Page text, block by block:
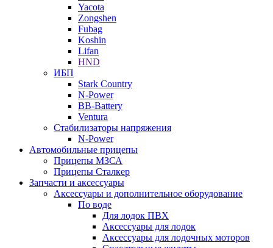
Yacota
Zongshen
Fubag
Koshin
Lifan
HND
ИБП
Stark Country
N-Power
BB-Battery
Ventura
Стабилизаторы напряжения
N-Power
Автомобильные прицепы
Прицепы МЗСА
Прицепы Сталкер
Запчасти и аксессуары
Аксессуары и дополнительное оборудование
По воде
Для лодок ПВХ
Аксессуары для лодок
Аксессуары для лодочных моторов